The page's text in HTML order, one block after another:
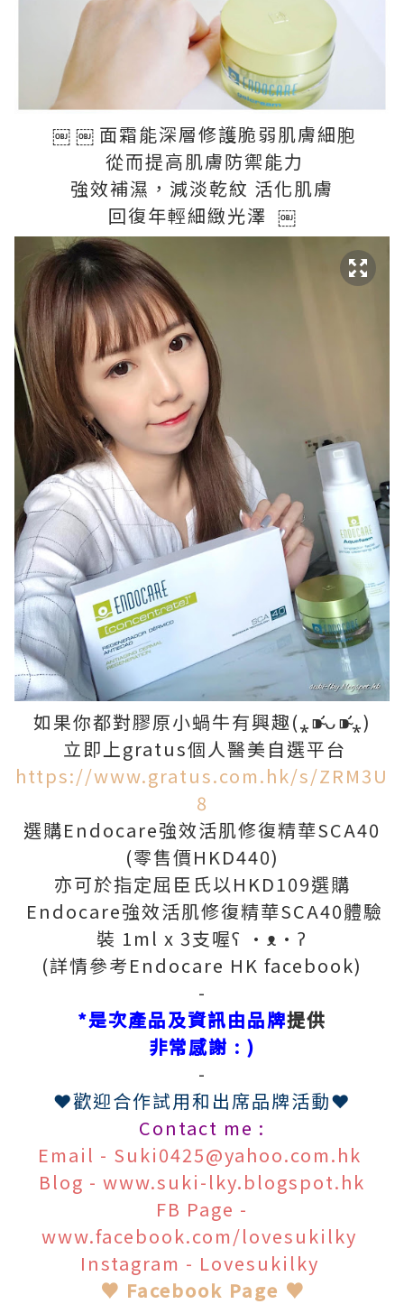
￼ ￼ 面霜能深層修護脆弱肌膚細胞
從而提高肌膚防禦能力
強效補濕，減淡乾紋 活化肌膚
回復年輕細緻光澤 ￼
如果你都對膠原小蝸牛有興趣(⁎⁍̴̛ᴗ⁍̴̛⁎)
立即上gratus個人醫美自選平台
https://www.gratus.com.hk/s/ZRM3U
8
選購Endocare強效活肌修復精華SCA40
(零售價HKD440)
亦可於指定屈臣氏以HKD109選購
Endocare強效活肌修復精華SCA40體驗
裝 1ml x 3支喔ʕ •ᴥ•ʔ
(詳情參考Endocare HK facebook)
-
*是次產品及資訊由品牌提供
非常感謝 : )
-
❤歡迎合作試用和出席品牌活動❤
Contact me :
Email - Suki0425@yahoo.com.hk
Blog - www.suki-lky.blogspot.hk
FB Page -
www.facebook.com/lovesukilky
Instagram - Lovesukilky
♥ Facebook Page ♥